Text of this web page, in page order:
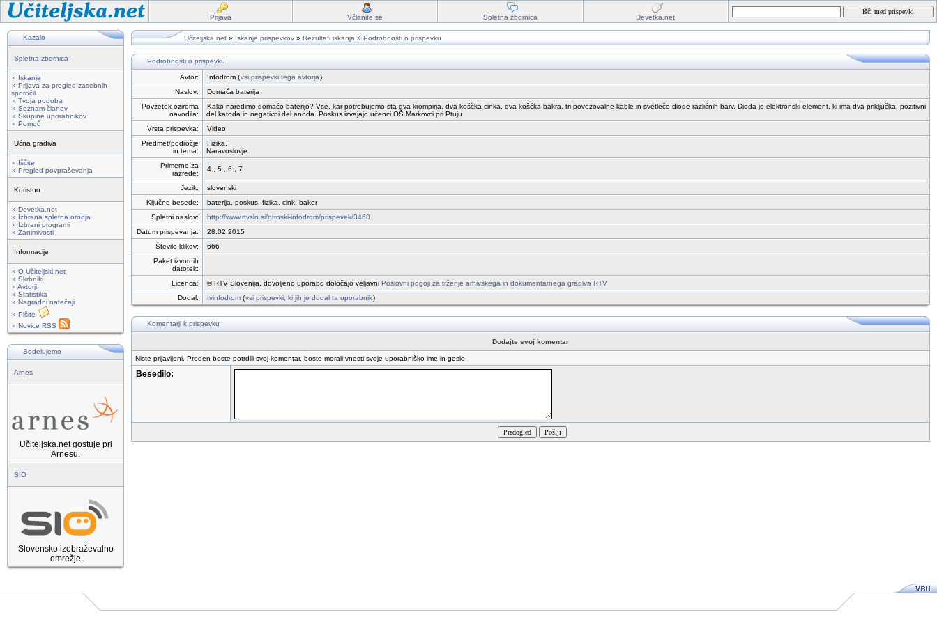
Prijava Včlanite se Spletna zbornica Devetka.net
Kazalo
Spletna zbornica
» Iskanje
» Prijava za pregled zasebnih
sporočil
» Tvoja podoba
» Seznam članov
» Skupine uporabnikov
» Pomoč
Učna gradiva
» Iščite
» Pregled povpraševanja
Koristno
» Devetka.net
» Izbrana spletna orodja
» Izbrani programi
» Zanimivosti
Informacije
» O Učiteljski.net
» Skrbniki
» Avtorji
» Statistika
» Nagradni natečaji
» Pišite
» Novice RSS
Sodelujemo
Arnes
Učiteljska.net gostuje pri
Arnesu.
SIO
Slovensko izobraževalno
omrežje
Učiteljska.net » Iskanje prispevkov » Rezultati iskanja » Podrobnosti o prispevku
Podrobnosti o prispevku
Avtor: Infodrom (vsi prispevki tega avtorja)
Naslov:
Domača baterija
Povzetek oziroma
navodila:
Kako naredimo domačo baterijo? Vse, kar potrebujemo sta dva krompirja, dva koščka cinka, dva koščka bakra, tri povezovalne kable in svetleče diode različnih barv. Dioda je elektronski element, ki ima dva priključka, pozitivni
del katoda in negativni del anoda. Poskus izvajajo učenci OŠ Markovci pri Ptuju
Vrsta prispevka:
Video
Predmet/področje
in tema:
Fizika,
Naravoslovje
Primerno za
razrede:
4., 5., 6., 7.
Jezik:
slovenski
Ključne besede:
baterija, poskus, fizika, cink, baker
Spletni naslov:
http://www.rtvslo.si/otroski-infodrom/prispevek/3460
Datum prispevanja:
28.02.2015
Število klikov:
666
Paket izvornih
datotek:
Licenca:
© RTV Slovenija, dovoljeno uporabo določajo veljavni Poslovni pogoji za trženje arhivskega in dokumentarnega gradiva RTV
Dodal:
tvinfodrom (vsi prispevki, ki jih je dodal ta uporabnik)
Komentarji k prispevku
Dodajte svoj komentar
Niste prijavljeni. Preden boste potrdili svoj komentar, boste morali vnesti svoje uporabniško ime in geslo.
Besedilo: